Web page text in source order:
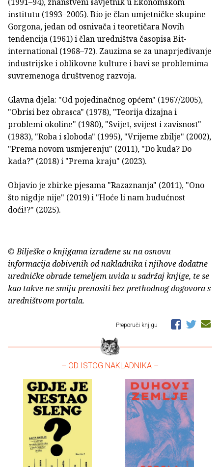
institutu (1993–2005). Bio je član umjetničke skupine
Gorgona, jedan od osnivača i teoretičara Novih
tendencija (1961) i član uredništva časopisa Bit-
international (1968–72). Zauzima se za unaprjeđivanje
industrijske i oblikovne kulture i bavi se problemima
suvremenoga društvenog razvoja.
Glavna djela: "Od pojedinačnog općem" (1967/2005),
"Obrisi bez obrasca" (1978), "Teorija dizajna i
problemi okoline" (1980), "Svijet, svijest i zavisnost"
(1983), "Roba i sloboda" (1995), "Vrijeme zbilje" (2002),
"Prema novom usmjerenju" (2011), "Do kuda? Do
kada?" (2018) i "Prema kraju" (2023).
Objavio je zbirke pjesama "Razaznanja" (2011), "Ono
što nigdje nije" (2019) i "Hoće li nam budućnost
doći!?" (2025).
© Bilješke o knjigama izrađene su na osnovu
informacija dobivenih od nakladnika i njihove dodatne
uredničke obrade temeljem uvida u sadržaj knjige, te se
kao takve ne smiju prenositi bez prethodnog dogovora s
uredništvom portala.
Preporuči knjigu
– OD ISTOG NAKLADNIKA –